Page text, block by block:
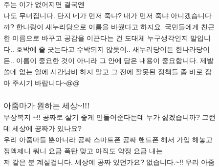
주는 이가 없어지면 결국엔
나도 무너집니다. 단지 네가 먼저 죽냐? 내가 먼저 죽냐 아니겠습니다
까? 한나랑이 새누리당으로 이름을 바꿨다고 하지요. 국민들에게 친근
한 이름으로 바꾸고 공감을 이끈다는 건 도대체 누구생각인지 말입니
다.. 호박에 줄 긋는다고 수박되지 않듯이.. 새누리당이든 한나라당이
든.. 이름이 중요한 것이 아니라 그 안에 담은 내용이 중요합니다. 제발
쓸데 없는 일에 시간낭비 하지 말고 그 전에 잘못된 정책들 좀 바로 잡
아 주시기 바랍니다~@@
아줌마가 원하는 세상~!!!
무상복지 ~!! 공짜로 살기 좋게 만들어준다는데 누가 싫겠습니까? 그런
데 세상에 공짜가 있나요?
우리 아줌마들 뿐아니라 공짜 스마트폰 공짜 핸드폰 해서 가입 해놓고
정액제니 뭐니 요금 폭탄 맞고 아직도 약정 요금 내는
저 같은 분 계실겁니다. 세상에 공짜 있던가요? 없습니다.~!! 우리 아줌